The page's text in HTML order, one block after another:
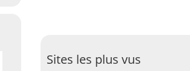
Sites les plus vus